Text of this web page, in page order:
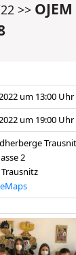
>>
um 13:00 Uhr
um 19:00 Uhr
2